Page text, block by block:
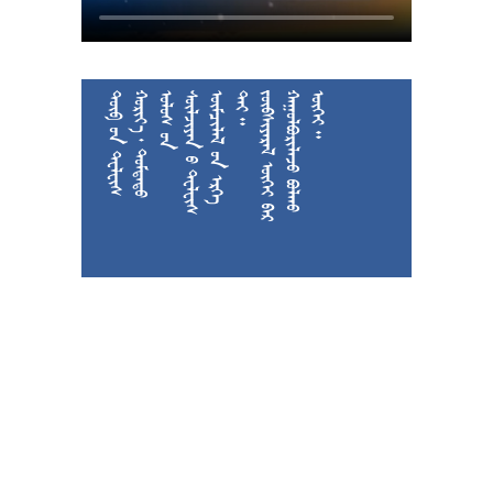

































































  






































 